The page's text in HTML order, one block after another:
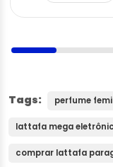
Tags: perfume
lattafa mega
comprar lattafa